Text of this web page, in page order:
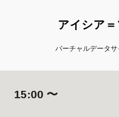
アイシア
バーチャルデータサ
15:00 〜